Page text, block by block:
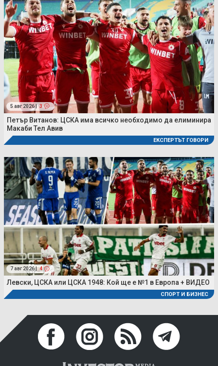
5 авг 2026 | 3
Петър Витанов: ЦСКА има всичко необходимо да елиминира
Макаби Тел Авив
ЕКСПЕРТЪТ ГОВОРИ
7 авг 2026 | 4
Левски, ЦСКА или ЦСКА 1948: Кой ще е №1 в Европа + ВИДЕО
СПОРТ И БИЗНЕС